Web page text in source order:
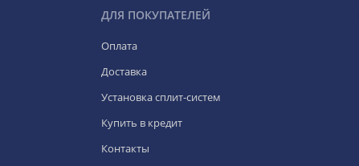
ДЛЯ ПОКУПАТЕЛЕЙ
Оплата
Доставка
Установка сплит-систем
Купить в кредит
Контакты